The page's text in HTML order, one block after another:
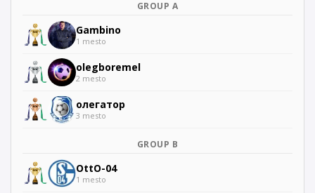
GROUP A
Gambino
1 mesto
olegboremel
2 mesto
олегатор
3 mesto
GROUP B
OttO-04
1 mesto